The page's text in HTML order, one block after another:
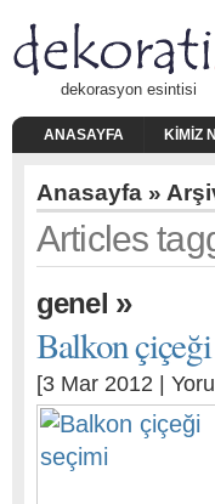
dekorasyon esintisi
ANASAYFA KIMIZ
Anasayfa »
Articles
genel »
Balkon
[3 Mar 2012 |